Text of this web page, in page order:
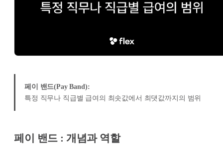
페이 밴드(Pay Band):
특정 직무나 직급별 급여의 최솟값에서 최댓값까지의 범위
페이 밴드 : 개념과 역할